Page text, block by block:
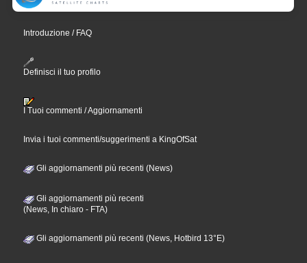
Introduzione / FAQ
Definisci il tuo profilo
I Tuoi commenti / Aggiornamenti
Invia i tuoi commenti/suggerimenti a KingOfSat
Gli aggiornamenti più recenti (News)
Gli aggiornamenti più recenti
(News, In chiaro - FTA)
Gli aggiornamenti più recenti (News, Hotbird 13°E)